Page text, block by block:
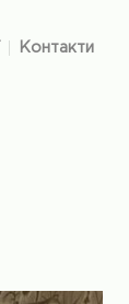
Контакти